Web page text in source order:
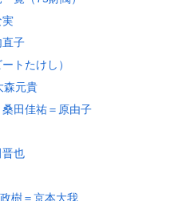
実
直子
トたけし）
森元貴
桑田佳祐＝原由子
晋也
樹＝京本大我